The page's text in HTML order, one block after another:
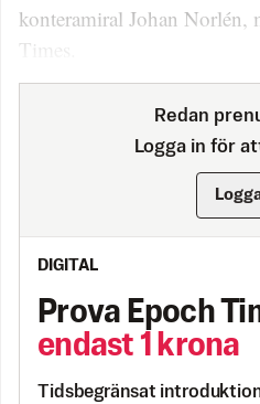
konteramiral Johan Norlén,
Times.
Redan
Logga in för
DIGITAL
Prova Epoch
endast 1 krona
Tidsbegränsat